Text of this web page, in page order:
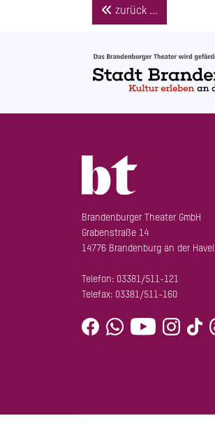
zurück ...
Brandenburger Theater GmbH
Grabenstraße 14
14776 Brandenburg an der Havel
Telefon: 03381/511-121
Telefax: 03381/511-160